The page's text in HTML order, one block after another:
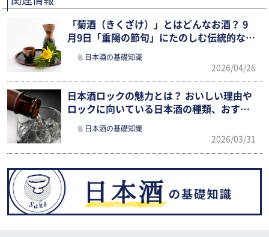
「菊酒（きくざけ）」とはどんなお酒？ 9
月9日「重陽の節句」にたのしむ伝統的な日
本酒文化を紹介！
日本酒の基礎知識
2026/04/26
日本酒ロックの魅力とは？ おいしい理由や
ロックに向いている日本酒の種類、おすす
めの銘柄などを紹介
日本酒の基礎知識
2026/03/31